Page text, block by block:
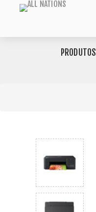
PRODUTOS